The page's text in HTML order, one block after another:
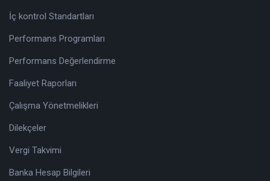
İç kontrol Standartları
Performans Programları
Performans Değerlendirme
Faaliyet Raporları
Çalışma Yönetmelikleri
Dilekçeler
Vergi Takvimi
Banka Hesap Bilgileri